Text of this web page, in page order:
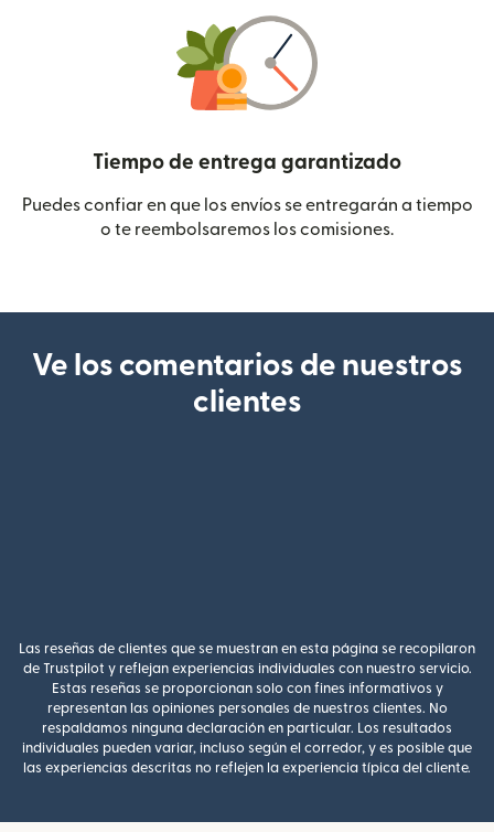
Tiempo de entrega garantizado
Puedes confiar en que los envíos se entregarán a tiempo
o te reembolsaremos los comisiones.
Ve los comentarios de nuestros
clientes
Las reseñas de clientes que se muestran en esta página se recopilaron
de Trustpilot y reflejan experiencias individuales con nuestro servicio.
Estas reseñas se proporcionan solo con fines informativos y
representan las opiniones personales de nuestros clientes. No
respaldamos ninguna declaración en particular. Los resultados
individuales pueden variar, incluso según el corredor, y es posible que
las experiencias descritas no reflejen la experiencia típica del cliente.